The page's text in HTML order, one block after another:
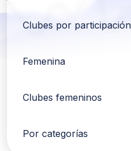
Clubes por participación
Femenina
Clubes femeninos
Por categorías